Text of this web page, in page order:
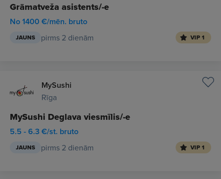
Grāmatveža asistents/-e
No 1400 €/mēn. bruto
JAUNS pirms 2 dienām VIP 1
MySushi
Rīga
MySushi Deglava viesmīlis/-e
5.5 - 6.3 €/st. bruto
JAUNS pirms 2 dienām VIP 1